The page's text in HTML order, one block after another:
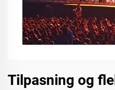
Tilpasning og